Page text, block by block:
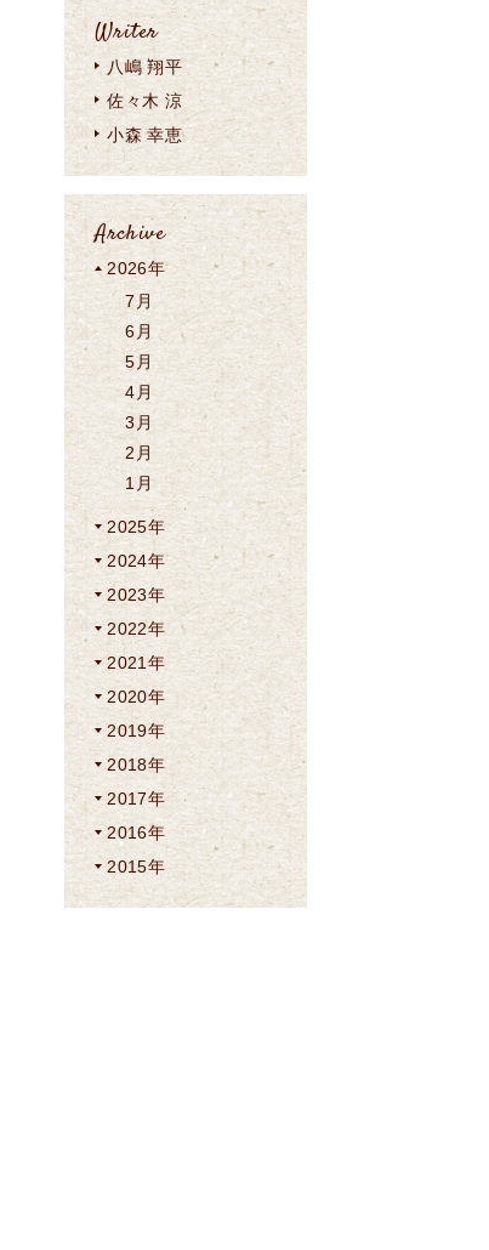
Writer
八嶋 翔平
佐々木 涼
小森 幸恵
Archive
2026年
7月
6月
5月
4月
3月
2月
1月
2025年
2024年
2023年
2022年
2021年
2020年
2019年
2018年
2017年
2016年
2015年